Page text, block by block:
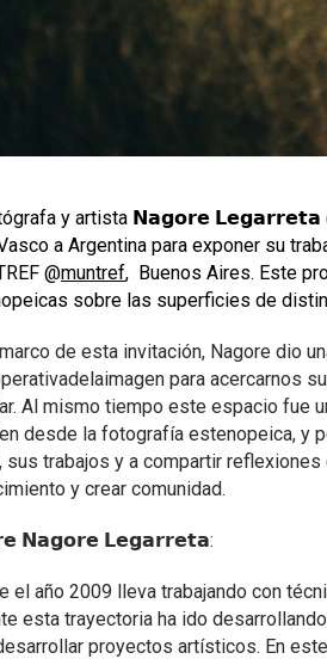
y artista 𝗡𝗮𝗴𝗼𝗿𝗲 𝗟𝗲𝗴𝗮𝗿𝗿𝗲𝘁𝗮
a Argentina para exponer su
@muntref, Buenos Aires. Este
sobre las superficies de
de esta invitación, Nagore dio
para acercarnos
Al mismo tiempo este espacio fue
desde la fotografía estenopeica, y
sus trabajos y a compartir
y crear comunidad.
𝗡𝗮𝗴𝗼𝗿𝗲 𝗟𝗲𝗴𝗮𝗿𝗿𝗲𝘁𝗮:
el año 2009 lleva trabajando con
esta trayectoria ha ido
proyectos artísticos. En